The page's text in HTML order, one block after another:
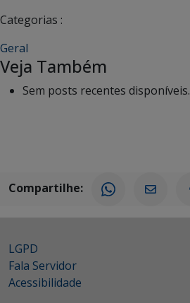
Categorias :
Geral
Veja Também
Sem posts recentes disponíveis.
Compartilhe:
LGPD
Fala Servidor
Acessibilidade